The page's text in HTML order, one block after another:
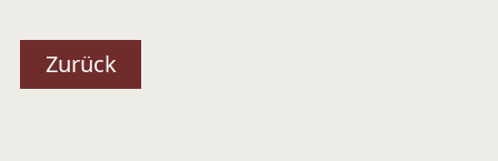
Zurück